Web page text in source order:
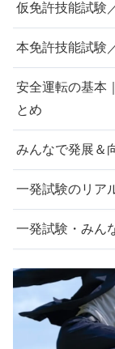
仮免許技能試験
本免許技能試験
安全運転の基本
とめ
みんなで発展＆
一発試験のリア
一発試験・みん